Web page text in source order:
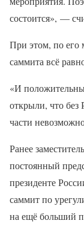
состоится», —
При этом, по его
саммита всё
«И
открыли, что
части
Ранее
постоянный
президенте
саммит по
на ещё больший